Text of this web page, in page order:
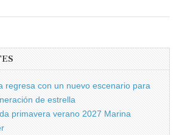
regresa con un nuevo escenario para
de estrella
primavera verano 2027 Marina